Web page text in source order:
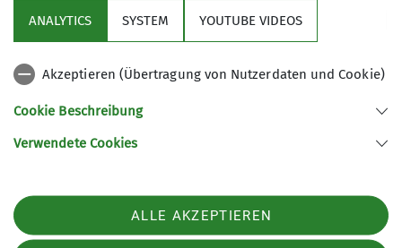
wandern wir in einem moderaten
Tempo von etwa vier Kilometern pro
einer Einkehr enden (freiwillige
Teilnahme). Einzelheiten zur
Wanderleitung erfragt werden.
Wichtige Hinweise:
Rechtzeitige Anmeldung bei der
Wanderleitung ist erforderlich -
DAV
Sektion Koblenz des Deutschen Alpenvereins e.V.
Telefon +4926179452
ANALYTICS SYSTEM YOUTUBE VIDEOS
Akzeptieren (Übertragung von Nutzerdaten und Cookie)
Cookie Beschreibung
Verwendete Cookies
ALLE AKZEPTIEREN